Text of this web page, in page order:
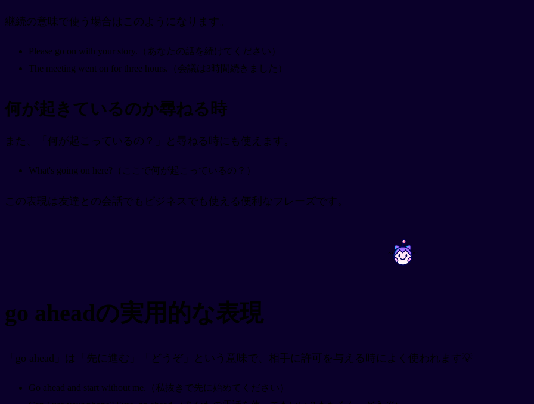
継続の意味で使う場合はこのようになります。
Please go on with your story.（あなたの話を続けてください）
The meeting went on for three hours.（会議は3時間続きました）
何が起きているのか尋ねる時
また、「何が起こっているの？」と尋ねる時にも使えます。
What's going on here?（ここで何が起こっているの？）
この表現は友達との会話でもビジネスでも使える便利なフレーズです。
~ ~
go aheadの実用的な表現
「go ahead」は「先に進む」「どうぞ」という意味で、相手に許可を与える時によく使われます💡
Go ahead and start without me.（私抜きで先に始めてください）